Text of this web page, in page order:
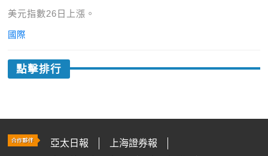
美元指數26日上漲。
國際
點擊排行
亞太日報
上海證券報